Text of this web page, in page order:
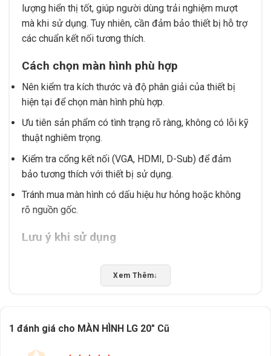
lượng hiển thị tốt, giúp người dùng trải nghiệm mượt
mà khi sử dụng. Tuy nhiên, cần đảm bảo thiết bị hỗ trợ
các chuẩn kết nối tương thích.
Cách chọn màn hình phù hợp
Nên kiểm tra kích thước và độ phân giải của thiết bị
hiện tại để chọn màn hình phù hợp.
Ưu tiên sản phẩm có tình trạng rõ ràng, không có lỗi kỹ
thuật nghiêm trọng.
Kiểm tra cổng kết nối (VGA, HDMI, D-Sub) để đảm
bảo tương thích với thiết bị sử dụng.
Tránh mua màn hình có dấu hiệu hư hỏng hoặc không
rõ nguồn gốc.
Lưu ý khi sử dụng
tình trạng chập chờn. Nên đặt màn hình ở vị trí thoáng
mát, tránh ánh nắng trực tiếp để kéo dài tuổi thọ. Nếu
Xem Thêm↓
1 đánh giá cho MÀN HÌNH LG 20″ Cũ